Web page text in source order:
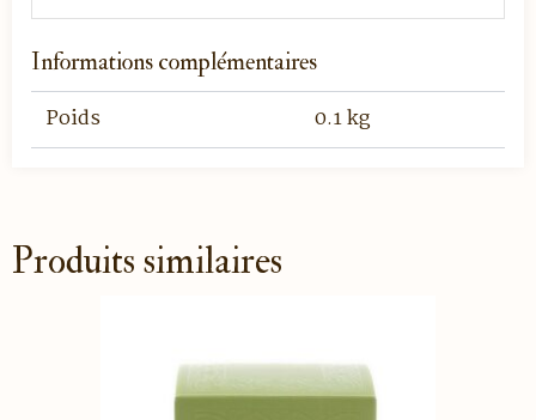
Boite
25
sachets
Informations complémentaires
Poids 0.1 kg
Produits similaires